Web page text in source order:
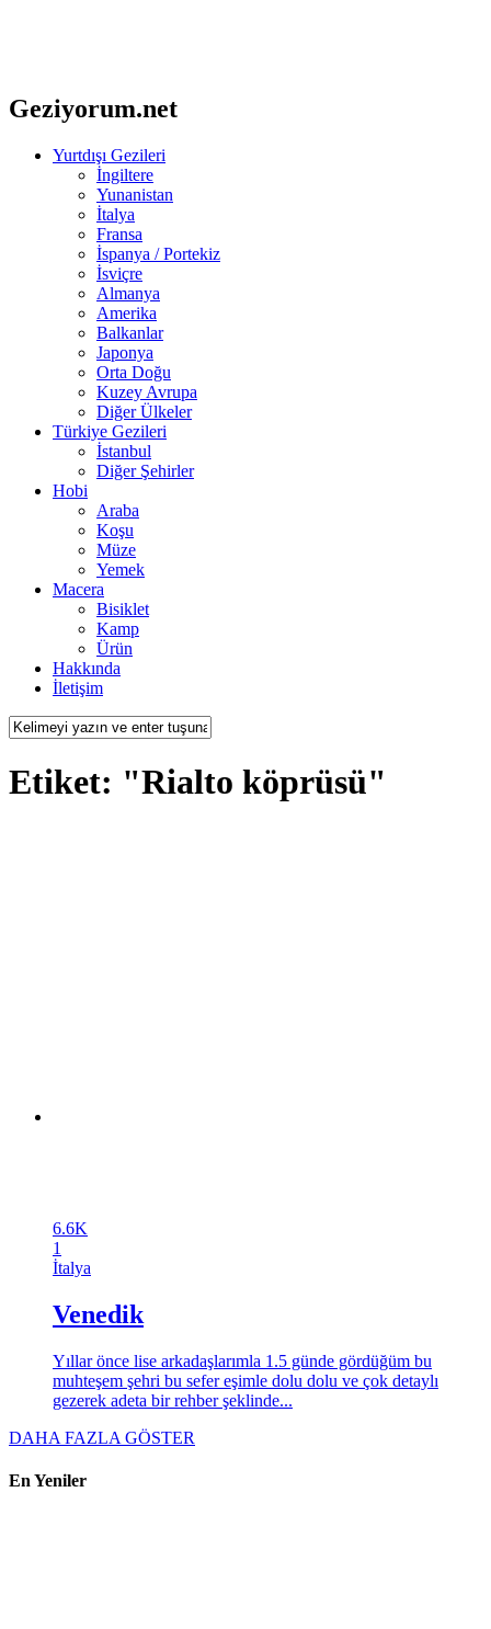
Geziyorum.net
Yurtdışı Gezileri
İngiltere
Yunanistan
İtalya
Fransa
İspanya / Portekiz
İsviçre
Almanya
Amerika
Balkanlar
Japonya
Orta Doğu
Kuzey Avrupa
Diğer Ülkeler
Türkiye Gezileri
İstanbul
Diğer Şehirler
Hobi
Araba
Koşu
Müze
Yemek
Macera
Bisiklet
Kamp
Ürün
Hakkında
İletişim
Etiket: "Rialto köprüsü"
6.6K
1
İtalya
Venedik
Yıllar önce lise arkadaşlarımla 1.5 günde gördüğüm bu
muhteşem şehri bu sefer eşimle dolu dolu ve çok detaylı
gezerek adeta bir rehber şeklinde...
DAHA FAZLA GÖSTER
En Yeniler